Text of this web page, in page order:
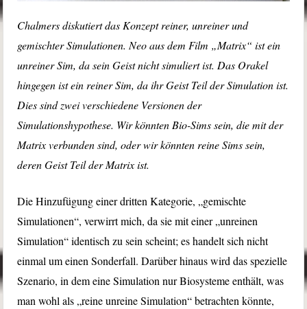
Chalmers diskutiert das Konzept reiner, unreiner und
gemischter Simulationen. Neo aus dem Film „Matrix“ ist ein
unreiner Sim, da sein Geist nicht simuliert ist. Das Orakel
hingegen ist ein reiner Sim, da ihr Geist Teil der Simulation ist.
Dies sind zwei verschiedene Versionen der
Simulationshypothese. Wir könnten Bio-Sims sein, die mit der
Matrix verbunden sind, oder wir könnten reine Sims sein,
deren Geist Teil der Matrix ist.
Die Hinzufügung einer dritten Kategorie, „gemischte
Simulationen“, verwirrt mich, da sie mit einer „unreinen
Simulation“ identisch zu sein scheint; es handelt sich nicht
einmal um einen Sonderfall. Darüber hinaus wird das spezielle
Szenario, in dem eine Simulation nur Biosysteme enthält, was
man wohl als „reine unreine Simulation“ betrachten könnte,